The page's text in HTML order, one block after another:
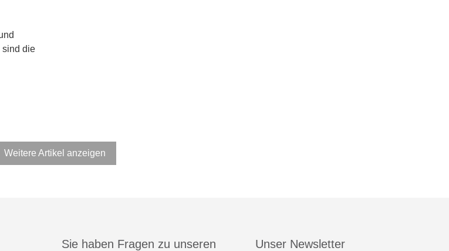
sind die
Weitere Artikel anzeigen
Sie haben Fragen zu unseren
Unser Newsletter